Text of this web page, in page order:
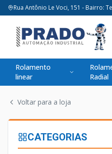
Rua Antônio Le Voci, 151 - Bairro:
Rolamento
linear
Radial
Voltar para a loja
CATEGORIAS